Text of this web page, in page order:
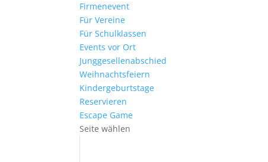
Firmenevent
Für Vereine
Für Schulklassen
Events vor Ort
Junggesellenabschied
Weihnachtsfeiern
Kindergeburtstage
Reservieren
Escape Game
Seite wählen